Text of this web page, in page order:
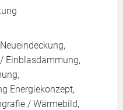
Einblasdämmung,
Energiekonzept,
/ Wärmebild,